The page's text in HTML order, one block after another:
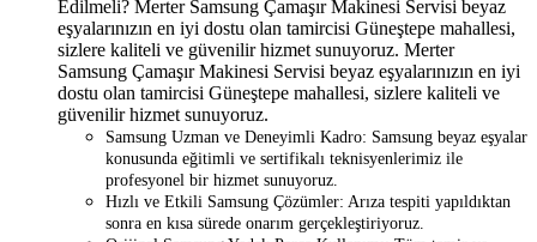
Edilmeli? Merter Samsung Çamaşır Makinesi Servisi beyaz
eşyalarınızın en iyi dostu olan tamircisi Güneştepe mahallesi,
sizlere kaliteli ve güvenilir hizmet sunuyoruz. Merter
Samsung Çamaşır Makinesi Servisi beyaz eşyalarınızın en iyi
dostu olan tamircisi Güneştepe mahallesi, sizlere kaliteli ve
güvenilir hizmet sunuyoruz.
Samsung Uzman ve Deneyimli Kadro: Samsung beyaz eşyalar
konusunda eğitimli ve sertifikalı teknisyenlerimiz ile
profesyonel bir hizmet sunuyoruz.
Hızlı ve Etkili Samsung Çözümler: Arıza tespiti yapıldıktan
sonra en kısa sürede onarım gerçekleştiriyoruz.